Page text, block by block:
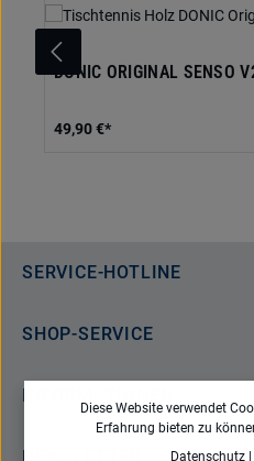
DONIC ORIGINAL SENSO
49,90 €*
SERVICE-HOTLINE
SHOP-SERVICE
Diese Website verwendet
Erfahrung bieten zu
Datenschutz